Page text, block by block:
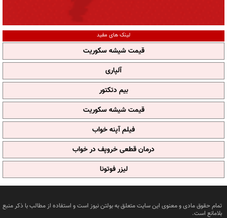
لینک های مفید
قیمت شیشه سکوریت
آلپاری
بیم دتکتور
قیمت شیشه سکوریت
فیلم آپنه خواب
درمان قطعی خروپف در خواب
لیزر فوتونا
تمام حقوق مادی و معنوی این سایت متعلق به بولتن نیوز است و استفاده از مطالب با ذکر منبع
بلامانع است.